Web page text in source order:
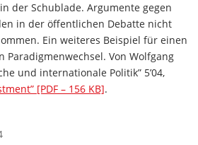
der Schublade. Argumente gegen
in der öffentlichen Debatte nicht
Ein weiteres Beispiel für einen
Paradigmenwechsel. Von Wolfgang
und internationale Politik” 5’04,
[PDF – 156 KB].